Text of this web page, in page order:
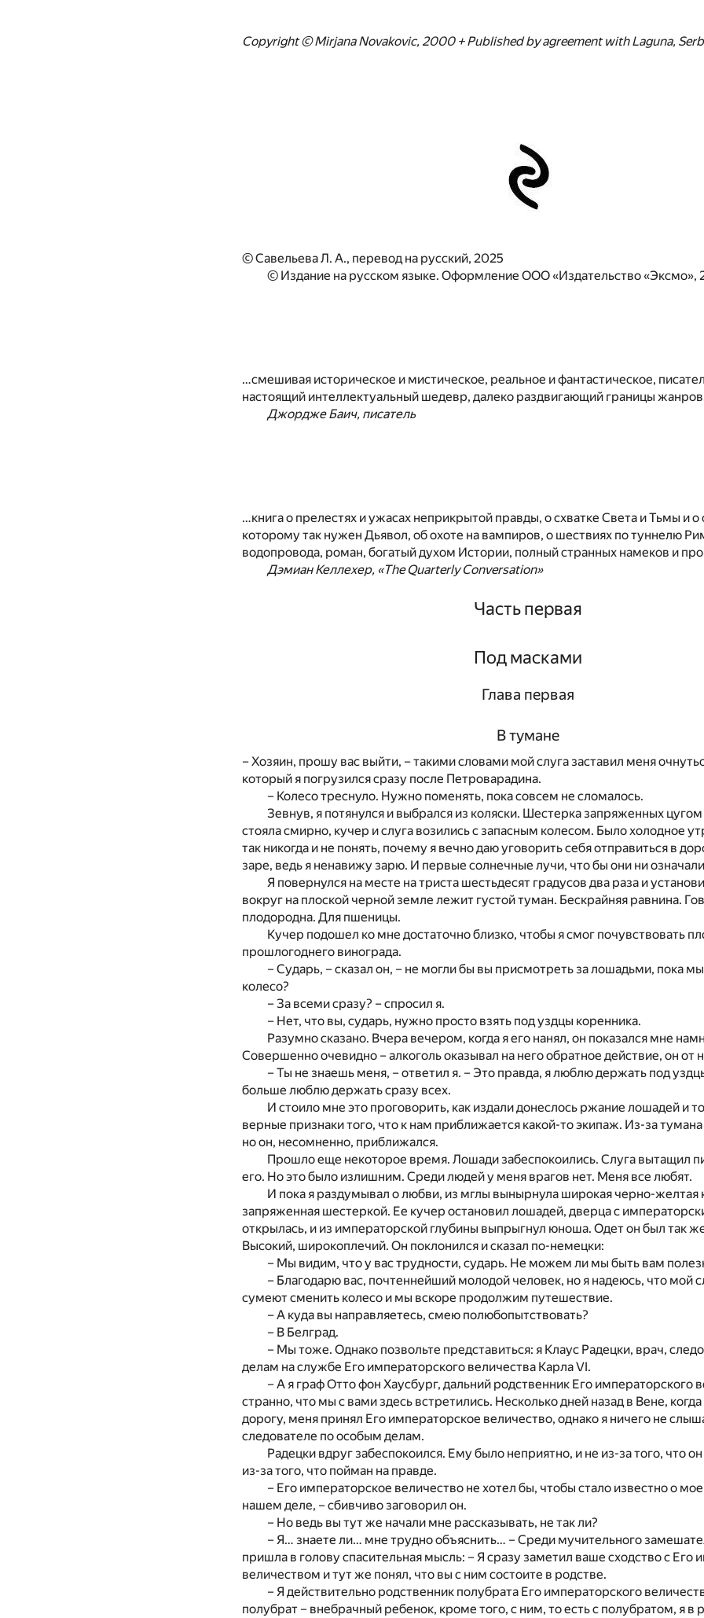
Copyright © Mirjana Novakovic, 2000 + Published by agreement with Laguna,
© Савельева Л. А., перевод на русский, 2025
© Издание на русском языке. Оформление ООО «Издательство «Эксмо»,
…смешивая историческое и мистическое, реальное и фантастическое,
настоящий интеллектуальный шедевр, далеко раздвигающий границы
Джордже Баич, писатель
…книга о прелестях и ужасах неприкрытой правды, о схватке Света и Тьмы и
которому так нужен Дьявол, об охоте на вампиров, о шествиях по туннелю
водопровода, роман, богатый духом Истории, полный странных намеков и
Дэмиан Келлехер, «The Quarterly Conversation»
Часть первая
Под масками
Глава первая
В тумане
– Хозяин, прошу вас выйти, – такими словами мой слуга заставил меня
который я погрузился сразу после Петроварадина.
– Колесо треснуло. Нужно поменять, пока совсем не сломалось.
Зевнув, я потянулся и выбрался из коляски. Шестерка запряженных
стояла смирно, кучер и слуга возились с запасным колесом. Было холодное
так никогда и не понять, почему я вечно даю уговорить себя отправиться в
заре, ведь я ненавижу зарю. И первые солнечные лучи, что бы они ни
Я повернулся на месте на триста шестьдесят градусов два раза и
вокруг на плоской черной земле лежит густой туман. Бескрайняя равнина.
плодородна. Для пшеницы.
Кучер подошел ко мне достаточно близко, чтобы я смог почувствовать
прошлогоднего винограда.
– Сударь, – сказал он, – не могли бы вы присмотреть за лошадьми, пока
колесо?
– За всеми сразу? – спросил я.
– Нет, что вы, сударь, нужно просто взять под уздцы коренника.
Разумно сказано. Вчера вечером, когда я его нанял, он показался мне
Совершенно очевидно – алкоголь оказывал на него обратное действие, он от
– Ты не знаешь меня, – ответил я. – Это правда, я люблю держать под
больше люблю держать сразу всех.
И стоило мне это проговорить, как издали донеслось ржание лошадей и
верные признаки того, что к нам приближается какой-то экипаж. Из-за
но он, несомненно, приближался.
Прошло еще некоторое время. Лошади забеспокоились. Слуга вытащил
его. Но это было излишним. Среди людей у меня врагов нет. Меня все любят.
И пока я раздумывал о любви, из мглы вынырнула широкая черно-желтая
запряженная шестеркой. Ее кучер остановил лошадей, дверца с
открылась, и из императорской глубины выпрыгнул юноша. Одет он был так
Высокий, широкоплечий. Он поклонился и сказал по-немецки:
– Мы видим, что у вас трудности, сударь. Не можем ли мы быть вам
– Благодарю вас, почтеннейший молодой человек, но я надеюсь, что мой
сумеют сменить колесо и мы вскоре продолжим путешествие.
– А куда вы направляетесь, смею полюбопытствовать?
– В Белград.
– Мы тоже. Однако позвольте представиться: я Клаус Радецки, врач,
делам на службе Его императорского величества Карла VI.
– А я граф Отто фон Хаусбург, дальний родственник Его императорского
странно, что мы с вами здесь встретились. Несколько дней назад в Вене,
дорогу, меня принял Его императорское величество, однако я ничего не
следователе по особым делам.
Радецки вдруг забеспокоился. Ему было неприятно, и не из-за того, что
из-за того, что пойман на правде.
– Его императорское величество не хотел бы, чтобы стало известно о
нашем деле, – сбивчиво заговорил он.
– Но ведь вы тут же начали мне рассказывать, не так ли?
– Я… знаете ли… мне трудно объяснить… – Среди мучительного
пришла в голову спасительная мысль: – Я сразу заметил ваше сходство с Его
величеством и тут же понял, что вы с ним состоите в родстве.
– Я действительно родственник полубрата Его императорского
полубрат – внебрачный ребенок, кроме того, с ним, то есть с полубратом, я в